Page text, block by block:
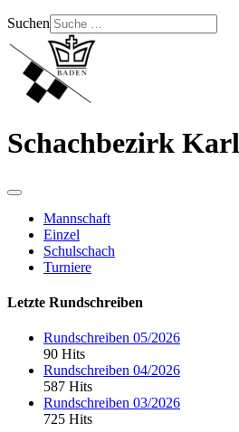
Suchen
Schachbezirk
Mannschaft
Einzel
Schulschach
Turniere
Letzte Rundschreiben
Rundschreiben 05/2026
90 Hits
Rundschreiben 04/2026
587 Hits
Rundschreiben 03/2026
725 Hits